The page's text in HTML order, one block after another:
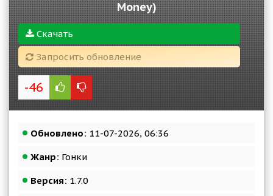
Money)
Скачать
Запросить обновление
-46
Обновлено: 11-07-2026, 06:36
Жанр: Гонки
Версия: 1.7.0